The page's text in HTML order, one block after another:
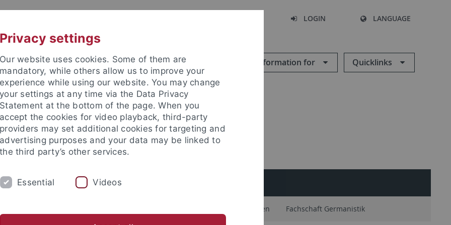
LOGIN LANGUAGE
Information for Quicklinks
STUDIUM
Fördermöglichkeiten Fachschaft Germanistik
Privacy settings
Our website uses cookies. Some of them are
mandatory, while others allow us to improve your
experience while using our website. You may change
your settings at any time via the Data Privacy
Statement at the bottom of the page. When you
accept the cookies for video playback, third-party
providers may set additional cookies for targeting and
advertising purposes and your data may be linked to
the third party’s other services.
Essential Videos